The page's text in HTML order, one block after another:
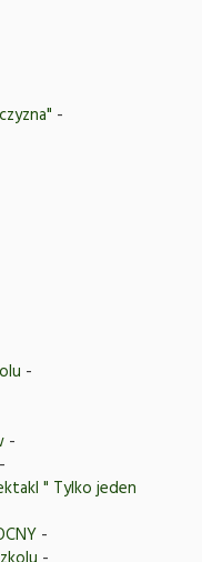
-
-
-
-
" Tylko jeden
-